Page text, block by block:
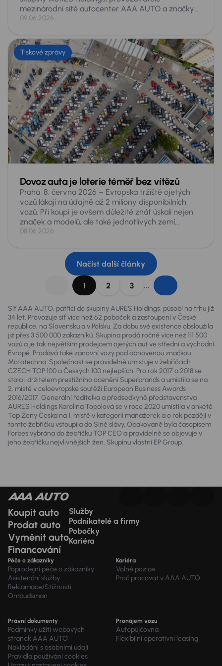
mezinárodní sítě autocenter AAA AUTO a značky
Mototechna, se v letošním vydání žebříčku Forbes
ze 200 hodnocených. Jde o její historicky nejlepší
výsledek v tomto žebříčku, v němž se opakovaně
objevuje již řadu let. Ocenění přichází po náročném
období spojeném s prodejem skupiny a rekordními
obchodními výsledky.
09.06.2026
Tiskové zprávy
Dovoz auta je loterie téměř bez vítězů
Praha, 8. června 2026 – Evropská tržiště ojetých
vozů lákají na údajně až 2 miliony disponibilních
vozů. Při koupi je ovšem důležité znát úskalí nejen
značek a modelů, ale také jednotlivých zemí
původu. Škoda Octavia se shodnými parametry
původu podstatně jiné auto. Je proto dobré pro
zákazníky „roztřídit“ zkušenosti odborníků a
zopakovat, na co si dát pozor při dovozech aut.
08.06.2026
Načíst další články
1 2 3 ...
Síť AAA AUTO, patřící do skupiny AURES Holdings, působí na trhu již
34 let. Provozuje síť více než 62 poboček a zastoupení v České
republice, na Slovensku a v Polsku. Za dobu své existence obsloužila
již přes 3 500 000 zákazníků. Skupina prodá ročně více než 111 500
vozů a je tak největším prodejcem ojetých aut ve střední a východní
Evropě. Prodává také zánovní vozy pod obnovenou značkou
Mototechna. Společnost se pravidelně umisťuje v žebříčcích
CZECH TOP 100 a Českých 100 nejlepších. Pro rok 2017 a 2018 se
stala i držitelem prestižního ocenění Superbrands a umístila se na
2. místě v celoevropské soutěži European Business Awards
2016/2017. Generální ředitelka a předsedkyně představenstva
AURES Holdings Karolína Topolová se v roce 2020 umístila v anketě
Top Ženy Česka na 1. místě v kategorii manažerek a o rok později v
tomto žebříčku vstoupila do Síně slávy. Opakovaně byla časopisem
Forbes vybrána do žebříčku TOP CEO a pravidelně se objevuje v
jeho žebříčku nejvlivnějších žen. Skupinu vlastní EP Group.
Koupit auto
Prodat auto
Vyměnit auto
Financování
Služby
Podnikatelé a firmy
Pobočky
Kariéra
Péče o zákazníky
Poprodejní péče o zákazníky
Asistenční služby
Reklamace/Stížnosti
Ombudsman
Kariéra
Volné pozice
Proč pracovat v AAA AUTO
Právní dokumenty
Podmínky užití webových
stránek AAA AUTO
Nakládání s osobními údaji
Pravidla používání cookies
Pronájem vozu
Autopůjčovna
Flexibilní operativní leasing